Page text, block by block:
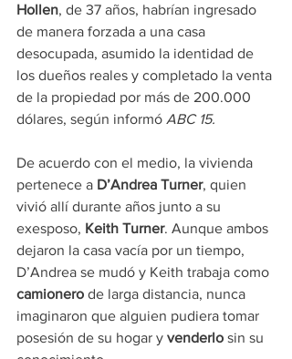
Hollen, de 37 años, habrían ingresado
de manera forzada a una casa
desocupada, asumido la identidad de
los dueños reales y completado la venta
de la propiedad por más de 200.000
dólares, según informó ABC 15.
De acuerdo con el medio, la vivienda
pertenece a D’Andrea Turner, quien
vivió allí durante años junto a su
exesposo, Keith Turner. Aunque ambos
dejaron la casa vacía por un tiempo,
D’Andrea se mudó y Keith trabaja como
camionero de larga distancia, nunca
imaginaron que alguien pudiera tomar
posesión de su hogar y venderlo sin su